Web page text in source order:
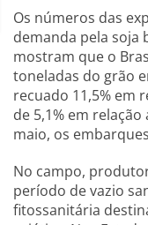
Os números das
demanda pela soja
mostram que o
toneladas do grão
recuado 11,5% em
de 5,1% em
maio, os
No campo,
período de vazio
fitossanitária